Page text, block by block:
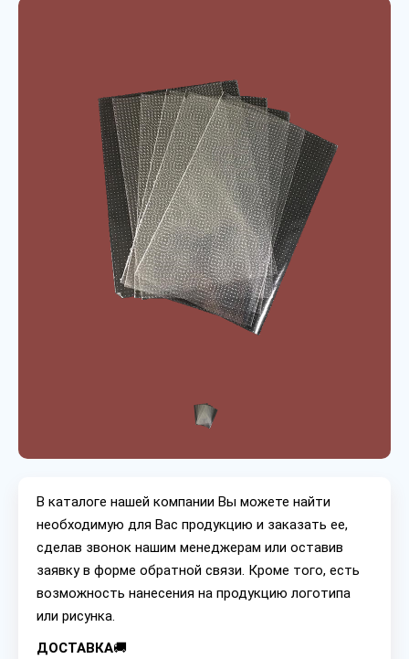
В каталоге нашей компании Вы можете найти
необходимую для Вас продукцию и заказать ее,
сделав звонок нашим менеджерам или оставив
заявку в форме обратной связи. Кроме того, есть
возможность нанесения на продукцию логотипа
или рисунка.
ДОСТАВКА🚚